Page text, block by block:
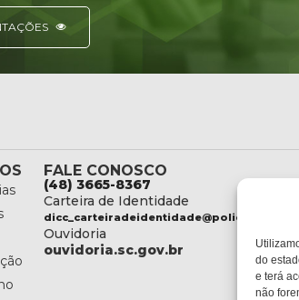
do
e terá
não
FALE CONOSCO
(48) 3665-8367
Carteira de Identidade
Ouvidoria
ouvidoria.sc.gov.br